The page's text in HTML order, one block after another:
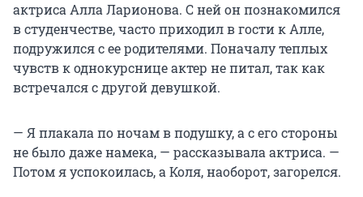
актриса Алла Ларионова. С ней он познакомился
в студенчестве, часто приходил в гости к Алле,
подружился с ее родителями. Поначалу теплых
чувств к однокурснице актер не питал, так как
встречался с другой девушкой.
— Я плакала по ночам в подушку, а с его стороны
не было даже намека, — рассказывала актриса. —
Потом я успокоилась, а Коля, наоборот, загорелся.